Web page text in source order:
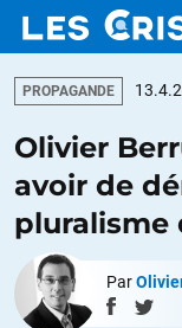
LES
DOSSIERS
CATÉGORIES
MOTS CLÉS
PROPAGANDE
Olivier
avoir de
pluralisme
Par